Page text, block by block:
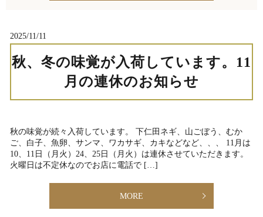
2025/11/11
秋、冬の味覚が入荷しています。11
月の連休のお知らせ
秋の味覚が続々入荷しています。 下仁田ネギ、山ごぼう、むか
ご、白子、魚卵、サンマ、ワカサギ、カキなどなど、、、 11月は
10、11日（月火）24、25日（月火）は連休させていただきます。
火曜日は不定休なのでお店に電話で […]
MORE